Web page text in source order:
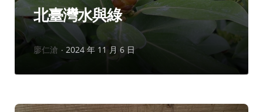
北臺灣水與綠
作
廖仁滄 2024 年 11 月 6 日